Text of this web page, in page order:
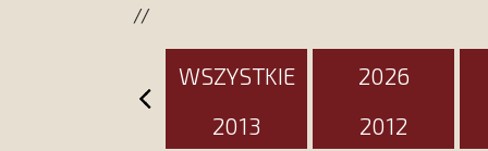
//
WSZYSTKIE 2026
2013
2012